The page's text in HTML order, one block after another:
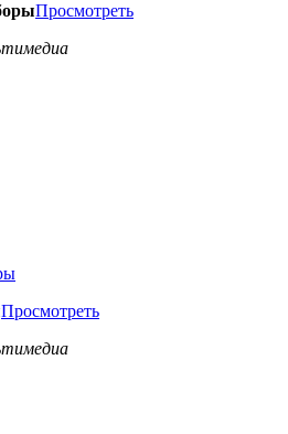
Просмотреть
Просмотреть